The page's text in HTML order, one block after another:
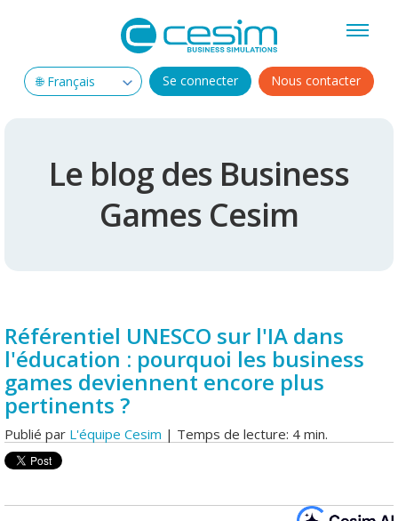
Se connecter Nous contacter
Le blog des Business
Games Cesim
Référentiel UNESCO sur l'IA dans
l'éducation : pourquoi les business
games deviennent encore plus
pertinents ?
Publié par L'équipe Cesim | Temps de lecture: 4 min.